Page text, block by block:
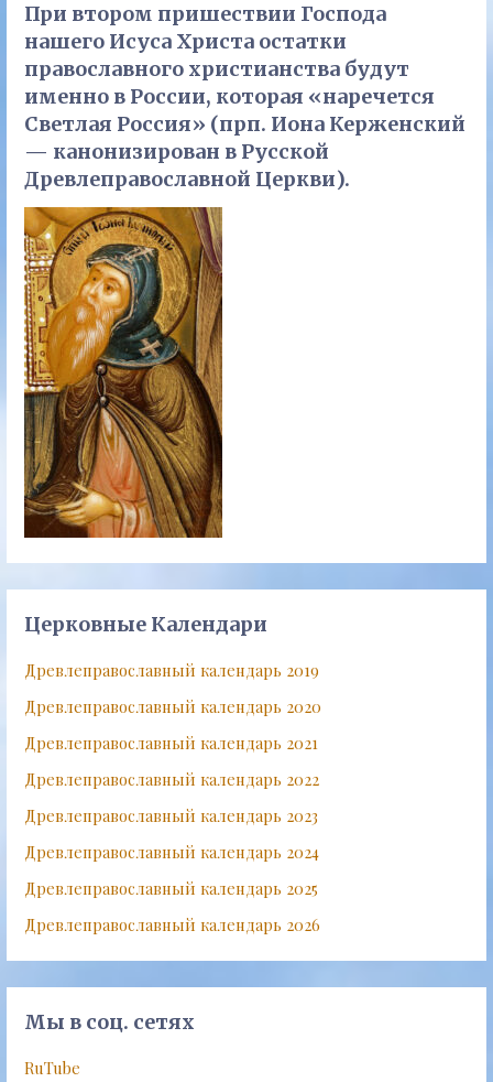
При втором пришествии Господа
нашего Исуса Христа остатки
православного христианства будут
именно в России, которая «наречется
Светлая Россия» (прп. Иона Керженский
— канонизирован в Русской
Древлеправославной Церкви).
Церковные Календари
Древлеправославный календарь 2019
Древлеправославный календарь 2020
Древлеправославный календарь 2021
Древлеправославный календарь 2022
Древлеправославный календарь 2023
Древлеправославный календарь 2024
Древлеправославный календарь 2025
Древлеправославный календарь 2026
Мы в соц. сетях
RuTube